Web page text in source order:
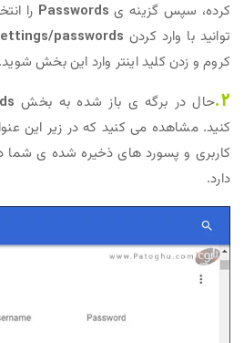
کرده، سپس گزینه ی Passwords را
توانید با وارد کردن passwords
کروم و زدن کلید اینتر وارد این بخش شوید.
2. حال در برگه ی باز شده به بخش
کنید. مشاهده می کنید که در زیر این
کاربری و پسورد های ذخیره شده ی
دارد.